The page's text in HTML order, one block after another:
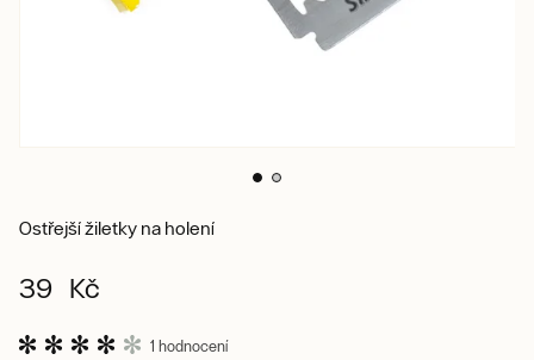
Ostřejší žiletky na holení
39 Kč
1 hodnocení